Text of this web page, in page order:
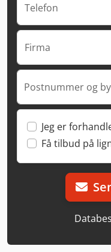
Telefon
Firma
Postnummer og by
Jeg er
Få tilbud på